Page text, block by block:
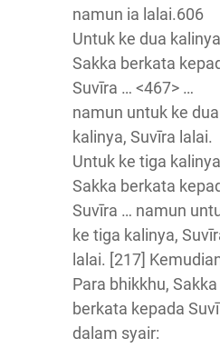
namun ia lalai.606
Untuk ke dua
Sakka berkata
Suvīra … <467> …
namun untuk ke dua
kalinya, Suvīra lalai.
Untuk ke tiga
Sakka berkata
Suvīra … namun
ke tiga kalinya,
lalai. [217]
Para bhikkhu, Sakka
berkata kepada
dalam syair: